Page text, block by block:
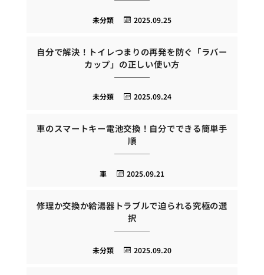
2025.09.25
未分類
自分で解決！トイレつまりの再発を防ぐ「ラバー
カップ」の正しい使い方
2025.09.24
未分類
車のスマートキー電池交換！自分でできる簡単手
順
2025.09.21
車
修理か交換か給湯器トラブルで迫られる究極の選
択
2025.09.20
未分類